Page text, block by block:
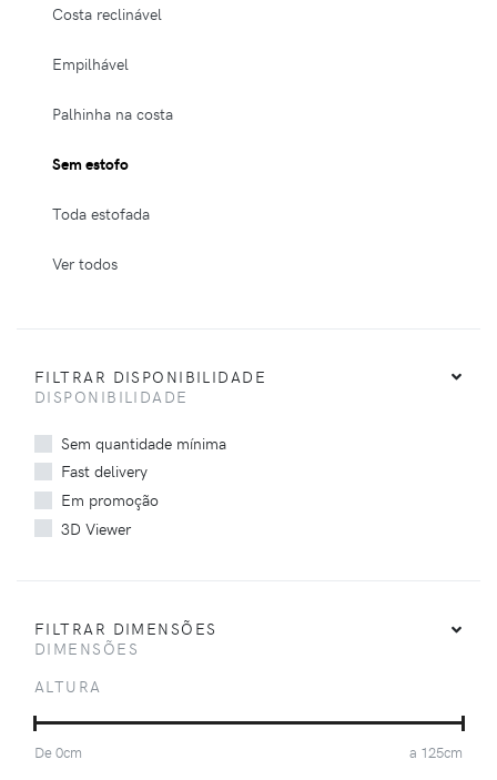
Costa reclinável
Empilhável
Palhinha na costa
Sem estofo
Toda estofada
Ver todos
FILTRAR DISPONIBILIDADE
DISPONIBILIDADE
Sem quantidade mínima
Fast delivery
Em promoção
3D Viewer
FILTRAR DIMENSÕES
DIMENSÕES
ALTURA
De0cm a 125cm